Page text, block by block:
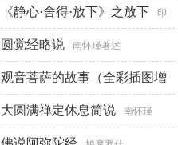
《静心·舍得·放下》之放下 印
光法师
圆觉经略说 南怀瑾著述
观音菩萨的故事（全彩插图增
修本） 曼陀罗室主人
大圆满禅定休息简说 南怀瑾